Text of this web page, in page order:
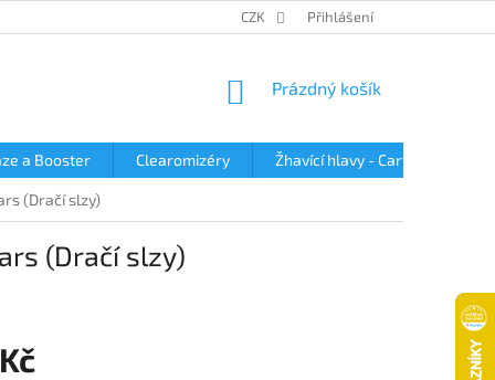
PODMÍNKY OCHRANY OSOBNÍCH ÚDAJŮ
CZK Přihlášení
NÁKUPNÍ
Prázdný košík
a Booster Clearomizéry Žhavící hlavy - Cartridge
(Dračí slzy)
(Dračí slzy)